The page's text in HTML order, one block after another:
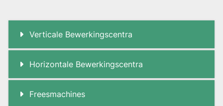
Verticale Bewerkingscentra
Horizontale Bewerkingscentra
Freesmachines